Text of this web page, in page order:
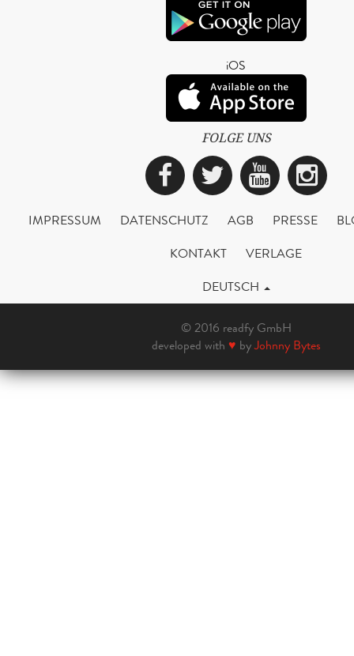
iOS
FOLGE UNS
Facebook
Twitter
IMPRESSUM DATENSCHUTZ AGB PRESSE
KONTAKT
VERLAGE
DEUTSCH
© 2016 readfy GmbH
developed with ♥ byJohnny Bytes